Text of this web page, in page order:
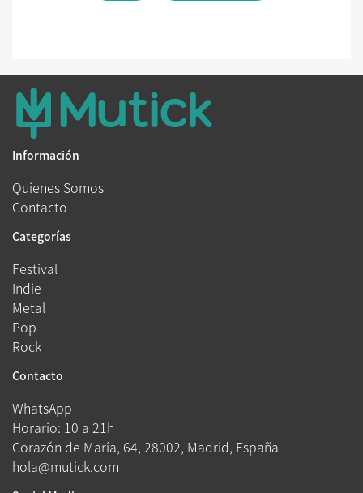
Información
Quienes Somos
Contacto
Categorías
Festival
Indie
Metal
Pop
Rock
Contacto
WhatsApp
Horario: 10 a 21h
Corazón de María, 64, 28002, Madrid, España
hola@mutick.com